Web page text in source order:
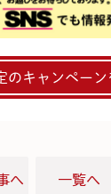
のキャンペーン
へ 一覧へ